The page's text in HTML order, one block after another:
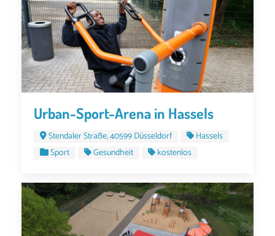
Urban-Sport-Arena in Hassels
Stendaler Straße, 40599 Düsseldorf
Hassels
Sport
Gesundheit kostenlos